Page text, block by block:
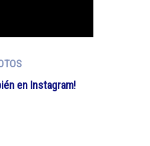
en Instagram!